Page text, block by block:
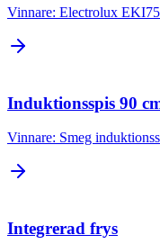
Vinnare: Electrolux
Induktionsspis 90
Vinnare: Smeg
Integrerad frys